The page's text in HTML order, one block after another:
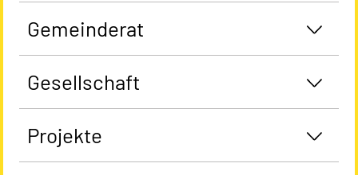
Gemeinderat
Gesellschaft
Projekte